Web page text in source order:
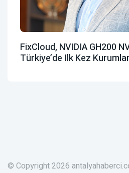
FixCloud, NVIDIA GH200
Türkiye’de Ilk Kez
© Copyright 2026